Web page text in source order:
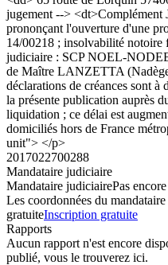
jugement --> <dt>Complément
prononçant l'ouverture d'une
14/00218 ; insolvabilité notoire
judiciaire : SCP NOEL-
de Maître LANZETTA
déclarations de créances sont à
la présente publication auprès
liquidation ; ce délai est
domiciliés hors de France
unit"> </p>
2017022700288
Mandataire judiciaire
Mandataire judiciairePas
Les coordonnées du
gratuiteInscription gratuite
Rapports
Aucun rapport n'est encore
publié, vous le trouverez ici.